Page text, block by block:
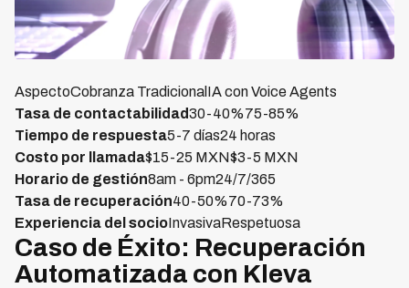
AspectoCobranza TradicionalIA con Voice Agents
Tasa de contactabilidad30-40%75-85%
Tiempo de respuesta5-7 días24 horas
Costo por llamada$15-25 MXN$3-5 MXN
Horario de gestión8am - 6pm24/7/365
Tasa de recuperación40-50%70-73%
Experiencia del socioInvasivaRespetuosa
Caso de Éxito: Recuperación
Automatizada con Kleva